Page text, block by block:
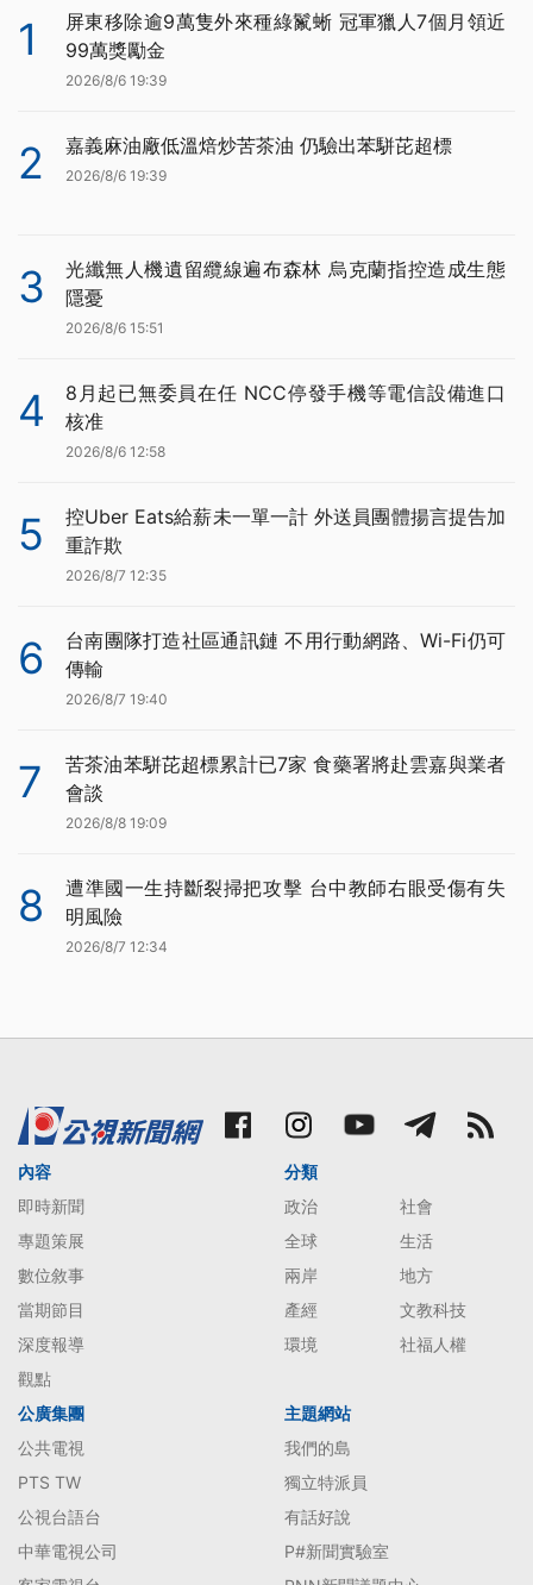
1
屏東移除逾9萬隻外來種綠鬣蜥 冠軍獵人7個月領近
99萬獎勵金
2026/8/6 19:39
2 嘉義麻油廠低溫焙炒苦茶油 仍驗出苯駢芘超標
2026/8/6 19:39
3
光纖無人機遺留纜線遍布森林 烏克蘭指控造成生態
隱憂
2026/8/6 15:51
4
8月起已無委員在任 NCC停發手機等電信設備進口
核准
2026/8/6 12:58
5
控Uber Eats給薪未一單一計 外送員團體揚言提告加
重詐欺
2026/8/7 12:35
6
台南團隊打造社區通訊鏈 不用行動網路、Wi-Fi仍可
傳輸
2026/8/7 19:40
7
苦茶油苯駢芘超標累計已7家 食藥署將赴雲嘉與業者
會談
2026/8/8 19:09
8
遭準國一生持斷裂掃把攻擊 台中教師右眼受傷有失
明風險
2026/8/7 12:34
內容
即時新聞
專題策展
數位敘事
當期節目
深度報導
觀點
分類
政治
社會
全球
生活
兩岸
地方
產經
文教科技
環境
社福人權
公廣集團
公共電視
PTS TW
公視台語台
中華電視公司
主題網站
我們的島
獨立特派員
有話好說
P#新聞實驗室